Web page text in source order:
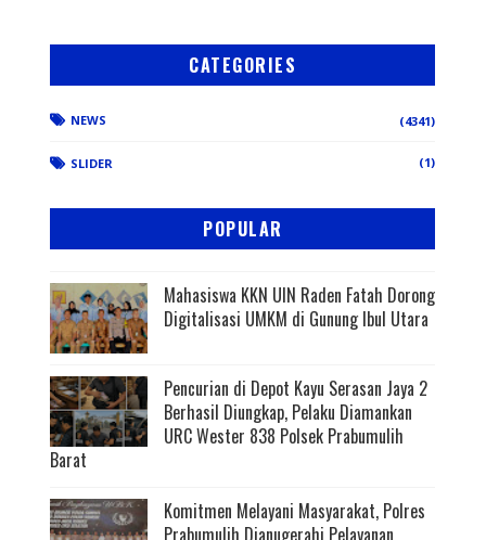
CATEGORIES
NEWS (4341)
SLIDER (1)
POPULAR
Mahasiswa KKN UIN Raden Fatah Dorong
Digitalisasi UMKM di Gunung Ibul Utara
Pencurian di Depot Kayu Serasan Jaya 2
Berhasil Diungkap, Pelaku Diamankan
URC Wester 838 Polsek Prabumulih
Barat
Komitmen Melayani Masyarakat, Polres